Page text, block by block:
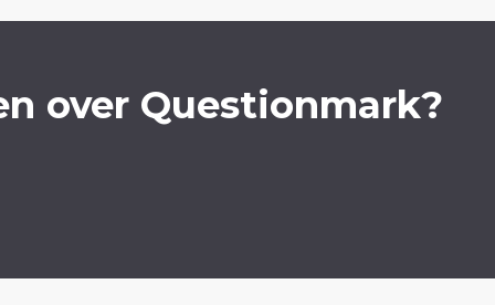
over Questionmark?